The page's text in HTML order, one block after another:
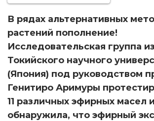
В рядах альтернативных
растений пополнение!
Исследовательская группа из
Токийского научного
(Япония) под руководством
Генитиро Аримуры
11 различных эфирных масел и
обнаружила, что эфирный